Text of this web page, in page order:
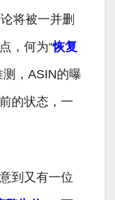
将被一并删
，何为“恢复
测，ASIN的曝
的状态，一
到又有一位